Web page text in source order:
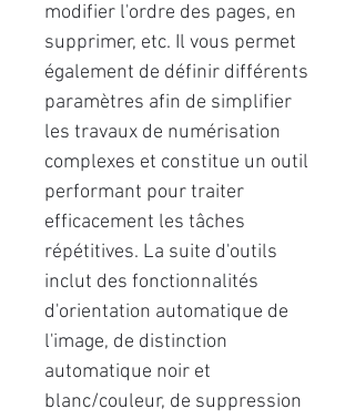
modifier l'ordre des pages, en
supprimer, etc. Il vous permet
également de définir différents
paramètres afin de simplifier
les travaux de numérisation
complexes et constitue un outil
performant pour traiter
efficacement les tâches
répétitives. La suite d'outils
inclut des fonctionnalités
d'orientation automatique de
l'image, de distinction
automatique noir et
blanc/couleur, de suppression